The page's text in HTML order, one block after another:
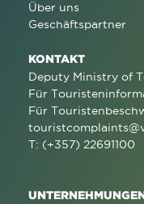
Über uns
Geschäftspartner
KONTAKT
Deputy Ministry of
Für
Für
T: (+357) 22691100